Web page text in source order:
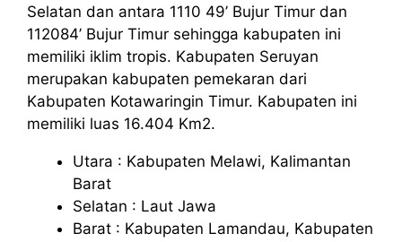
Selatan dan antara 1110 49’ Bujur Timur dan
112084’ Bujur Timur sehingga kabupaten ini
memiliki iklim tropis. Kabupaten Seruyan
merupakan kabupaten pemekaran dari
Kabupaten Kotawaringin Timur. Kabupaten ini
memiliki luas 16.404 Km2.
Utara : Kabupaten Melawi, Kalimantan
Barat
Selatan : Laut Jawa
Barat : Kabupaten Lamandau, Kabupaten